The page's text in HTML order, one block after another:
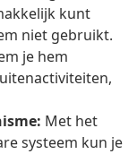
kunt
niet gebruikt.
je hem
Met het
systeem kun je